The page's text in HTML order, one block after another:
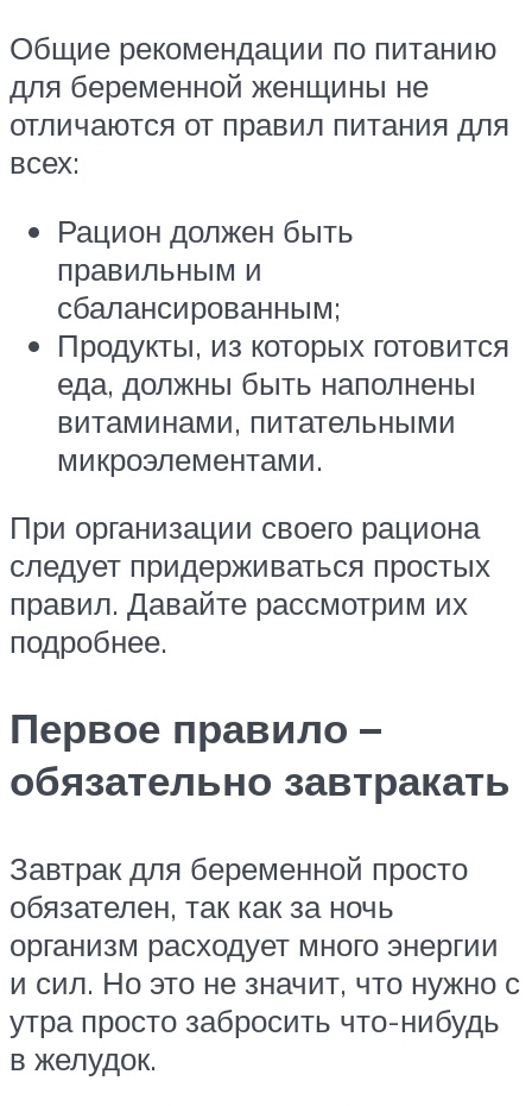
Общие рекомендации по питанию
для беременной женщины не
отличаются от правил питания для
всех:
Рацион должен быть
правильным и
сбалансированным;
Продукты, из которых готовится
еда, должны быть наполнены
витаминами, питательными
микроэлементами.
При организации своего рациона
следует придерживаться простых
правил. Давайте рассмотрим их
подробнее.
Первое правило –
обязательно завтракать
Завтрак для беременной просто
обязателен, так как за ночь
организм расходует много энергии
и сил. Но это не значит, что нужно с
утра просто забросить что-нибудь
в желудок.